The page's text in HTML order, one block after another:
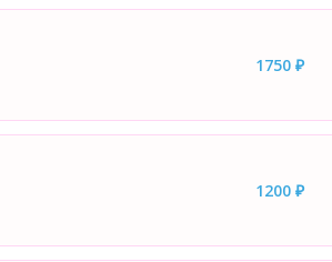
1750 ₽
1200 ₽